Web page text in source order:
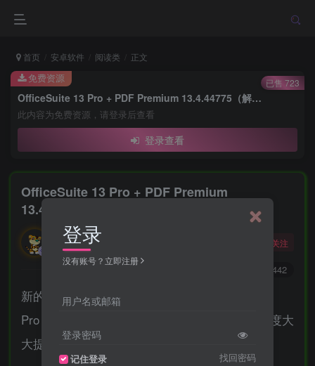
首页 安卓软件 阅读类 正文
OfficeSuite 13 Pro + PDF Premium 13.4.44775（解锁）Apk + Mod Android
此内容为免费资源，请登录后查看
登录查看
免费资源 已售 723
OfficeSuite 13 Pro + PDF Premium
13.4.44775（解锁）Apk + Mod Android
勇敢的大野狼
酒醒只在花前坐，酒醉还来花下眠。
关注
1442
新的！OfficeSuite 速度更新最新的 OfficeSuite 8
Pro 是我们有史以来最快的，整个应用程序的速度大
大提高！尝试一下，看看有什么不同！
登录
没有账号？立即注册
用户名或邮箱
登录密码
记住登录 找回密码